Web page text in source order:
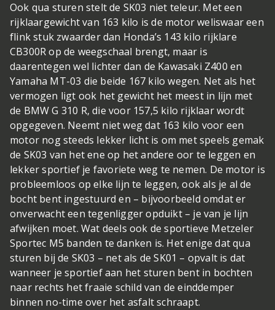
Ook qua sturen stelt de SK03 niet teleur. Met een
rijklaargewicht van 163 kilo is de motor weliswaar een
flink stuk zwaarder dan Honda’s 143 kilo rijklare
CB300R op de weegschaal brengt, maar is
daarentegen wel lichter dan de Kawasaki Z400 en
Yamaha MT-03 die beide 167 kilo wegen. Net als het
vermogen ligt ook het gewicht het meest in lijn met
de BMW G 310 R, die voor 157,5 kilo rijklaar wordt
opgegeven. Neemt niet weg dat 163 kilo voor een
motor nog steeds lekker licht is om met speels gemak
de SK03 van het ene op het andere oor te leggen en
lekker sportief je favoriete weg te nemen. De motor is
probleemloos op elke lijn te leggen, ook als je al de
bocht bent ingestuurd en – bijvoorbeeld omdat er
onverwacht een tegenligger opduikt – je van je lijn
afwijken moet. Wat deels ook de sportieve Metzeler
Sportec M5 banden te danken is. Het enige dat qua
sturen bij de SK03 – net als de SK01 – opvalt is dat
wanneer je sportief aan het sturen bent in bochten
naar rechts het fraaie schild van de einddemper
binnen no-time over het asfalt schraapt.